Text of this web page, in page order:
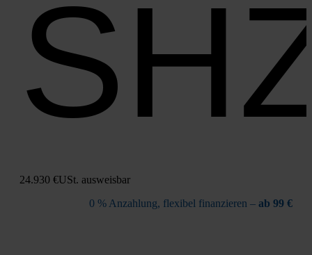
24.930 €USt. aus­weis­bar
0 % Anzah­lung, fle­xi­bel finan­zie­ren – ab 99 €